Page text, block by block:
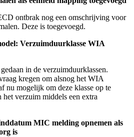
ontbrak nog een omschrijving voor
Deze is toegevoegd.
Verzuimduurklasse WIA
in de verzuimduurklassen.
kregen om alsnog het WIA
nu mogelijk om deze klasse op te
het verzuim middels een extra
MIC melding opnemen als
is